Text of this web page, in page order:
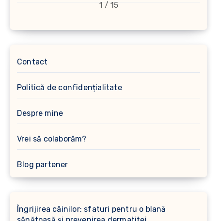
1 / 15
Contact
Politică de confidențialitate
Despre mine
Vrei să colaborăm?
Blog partener
Îngrijirea câinilor: sfaturi pentru o blană